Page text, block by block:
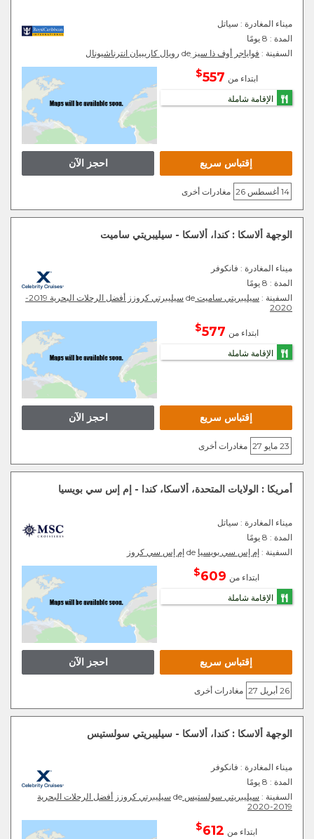
ميناء المغادرة : سياتل
المدة : 8 يومًا
السفينة : فواياجر أوف ذا سيز de رويال كاريبيان انترناشيونال
ابتداء من 557
$
الإقامة شاملة
احجز الآن إقتباس سريع
14 أغسطس 26 مغادرات أخرى
الوجهة ألاسكا : كندا، ألاسكا - سيليبريتي ساميت
ميناء المغادرة : فانكوفر
المدة : 8 يومًا
السفينة : سيليبريتي ساميت de
سيليبرتي كروزز أفضل الرحلات البحرية 2019-
2020
ابتداء من 577
$
الإقامة شاملة
احجز الآن إقتباس سريع
23 مايو 27 مغادرات أخرى
أمريكا : الولايات المتحدة، ألاسكا، كندا - إم إس سي بويسيا
ميناء المغادرة : سياتل
المدة : 8 يومًا
السفينة : إم إس سي بويسيا إم إس سي كروز
ابتداء من 609
$
الإقامة شاملة
احجز الآن إقتباس سريع
26 أبريل 27 مغادرات أخرى
الوجهة ألاسكا : كندا، ألاسكا - سيليبريتي سولستيس
ميناء المغادرة : فانكوفر
المدة : 8 يومًا
السفينة : سيليبريتي سولستيس de سيليبرتي كروزز أفضل الرحلات البحرية
2019-2020
ابتداء من 612
$